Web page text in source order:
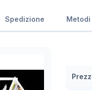
Spedizione